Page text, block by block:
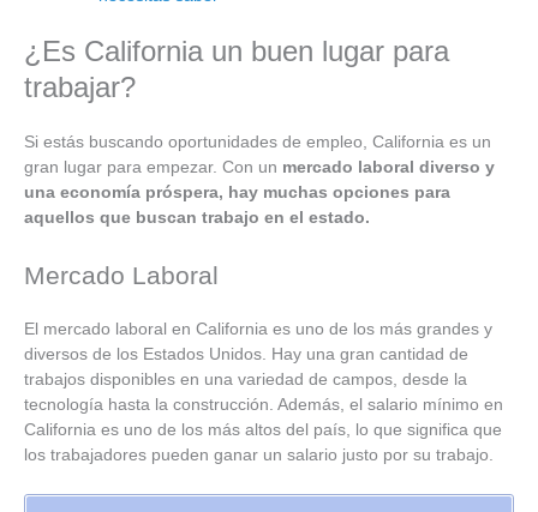
¿Es California un buen lugar para
trabajar?
Si estás buscando oportunidades de empleo, California es un
gran lugar para empezar. Con un mercado laboral diverso y
una economía próspera, hay muchas opciones para
aquellos que buscan trabajo en el estado.
Mercado Laboral
El mercado laboral en California es uno de los más grandes y
diversos de los Estados Unidos. Hay una gran cantidad de
trabajos disponibles en una variedad de campos, desde la
tecnología hasta la construcción. Además, el salario mínimo en
California es uno de los más altos del país, lo que significa que
los trabajadores pueden ganar un salario justo por su trabajo.